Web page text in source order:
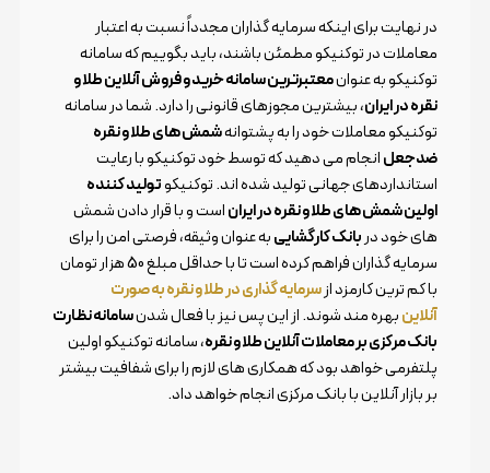
در نهایت برای اینکه سرمایه گذاران مجدداً نسبت به اعتبار
معاملات در توکنیکو مطمئن باشند، باید بگوییم که سامانه
توکنیکو به عنوانمعتبرترین سامانه خرید و فروش آنلاین طلا و
نقره در ایران، بیشترین مجوزهای قانونی را دارد. شما در سامانه
توکنیکو معاملات خود را به پشتوانهشمش های طلا و نقره
ضدجعلانجام می دهید که توسط خود توکنیکو با رعایت
استانداردهای جهانی تولید شده اند. توکنیکوتولید کننده
اولین شمش های طلا و نقره در ایراناست و با قرار دادن شمش
های خود دربانک کارگشاییبه عنوان وثیقه، فرصتی امن را برای
سرمایه گذاران فراهم کرده است تا با حداقل مبلغ 50 هزار تومان
با کم ترین کارمزد ازسرمایه گذاری در طلا و نقره به صورت
آنلاینبهره مند شوند. از این پس نیز با فعال شدنسامانه نظارت
بانک مرکزی بر معاملات آنلاین طلا و نقره، سامانه توکنیکو اولین
پلتفرمی خواهد بود که همکاری های لازم را برای شفافیت بیشتر
بر بازار آنلاین با بانک مرکزی انجام خواهد داد.